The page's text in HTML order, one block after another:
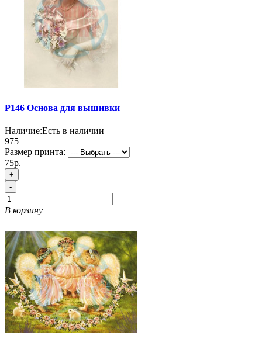
P146 Основа для вышивки
Наличие:Есть в наличии
975
Размер принта:
75р.
+
-
В корзину